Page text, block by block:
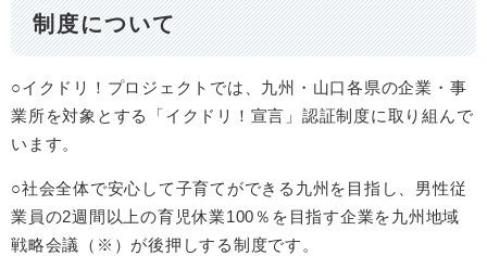
制度について
○イクドリ！プロジェクトでは、九州・山口各県の企業・事
業所を対象とする「イクドリ！宣言」認証制度に取り組んで
います。
○社会全体で安心して子育てができる九州を目指し、男性従
業員の2週間以上の育児休業100％を目指す企業を九州地域
戦略会議（※）が後押しする制度です。